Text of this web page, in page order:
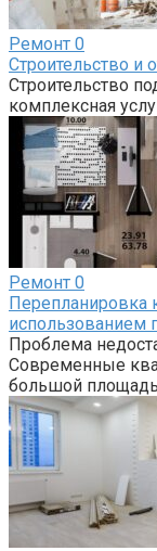
Ремонт 0
Строительство и
Строительство
комплексная
Ремонт 0
Перепланировка
использованием
Проблема
Современные
большой